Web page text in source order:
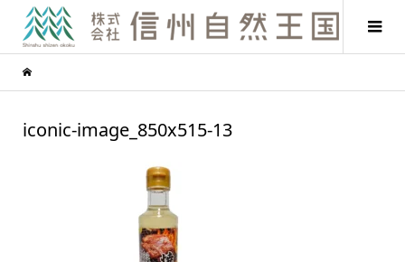
iconic-image_850x515-13